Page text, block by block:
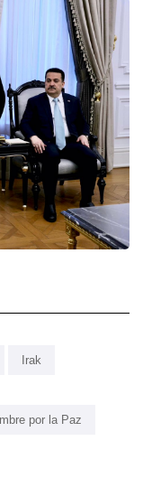
Irak
por la Paz